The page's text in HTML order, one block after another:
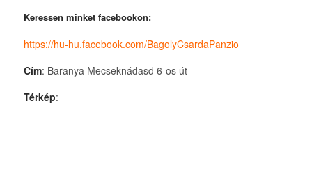
Keressen minket facebookon:
https://hu-hu.facebook.com/BagolyCsardaPanzio
Cím: Baranya Mecseknádasd 6-os út
Térkép: